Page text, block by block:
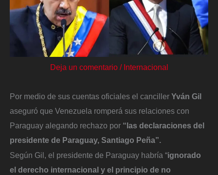
Deja un comentario / Internacional
Por medio de sus cuentas oficiales el canciller Yván Gil
aseguró que Venezuela romperá sus relaciones con
Paraguay alegando rechazo por “las declaraciones del
presidente de Paraguay, Santiago Peña”.
Según Gil, el presidente de Paraguay habría “ignorado
el derecho internacional y el principio de no